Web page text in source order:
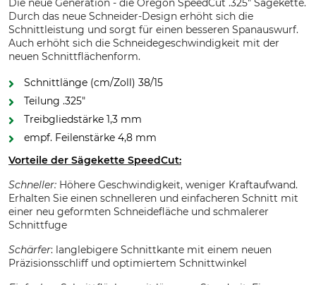
Die neue Generation - die Oregon SpeedCut .325" Sägekette.
Durch das neue Schneider-Design erhöht sich die
Schnittleistung und sorgt für einen besseren Spanauswurf.
Auch erhöht sich die Schneidegeschwindigkeit mit der
neuen Schnittflächenform.
Schnittlänge (cm/Zoll) 38/15
Teilung .325"
Treibgliedstärke 1,3 mm
empf. Feilenstärke 4,8 mm
Vorteile der Sägekette SpeedCut:
Schneller: Höhere Geschwindigkeit, weniger Kraftaufwand.
Erhalten Sie einen schnelleren und einfacheren Schnitt mit
einer neu geformten Schneidefläche und schmalerer
Schnittfuge
Schärfer: langlebigere Schnittkante mit einem neuen
Präzisionsschliff und optimiertem Schnittwinkel